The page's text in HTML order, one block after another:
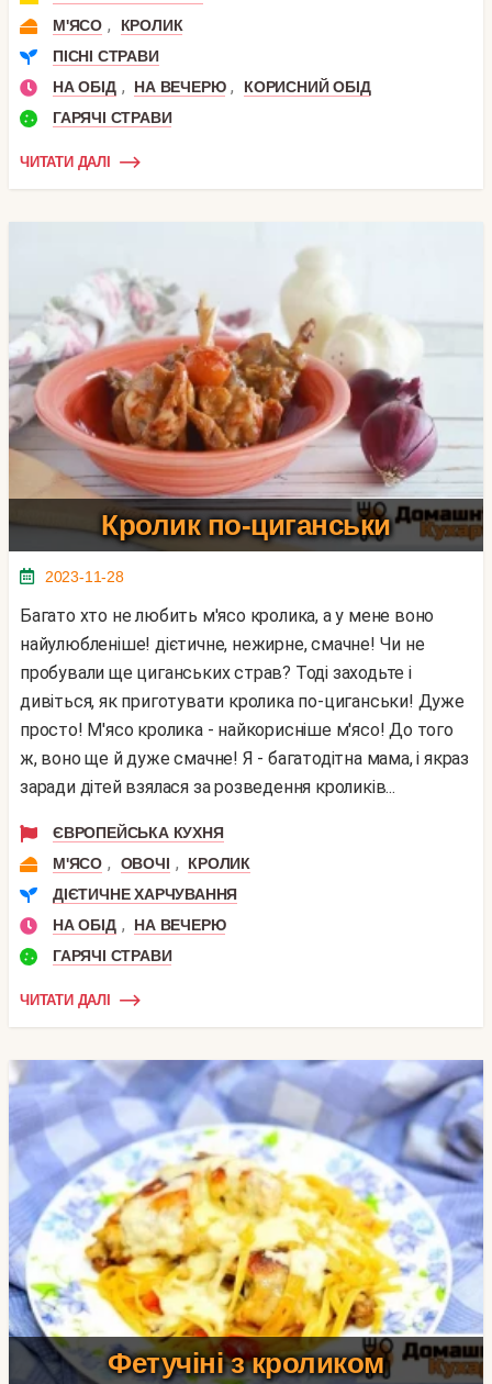
М'ЯСО ,
КРОЛИК
ПІСНІ СТРАВИ
НА ОБІД , НА ВЕЧЕРЮ ,
КОРИСНИЙ ОБІД
ГАРЯЧІ СТРАВИ
ЧИТАТИ ДАЛІ
Кролик по-циганськи
2023-11-28
Багато хто не любить м'ясо кролика, а у мене воно
найулюбленіше! дієтичне, нежирне, смачне! Чи не
пробували ще циганських страв? Тоді заходьте і
дивіться, як приготувати кролика по-циганськи! Дуже
просто! М'ясо кролика - найкорисніше м'ясо! До того
ж, воно ще й дуже смачне! Я - багатодітна мама, і якраз
заради дітей взялася за розведення кроликів...
ЄВРОПЕЙСЬКА КУХНЯ
М'ЯСО , ОВОЧІ ,
КРОЛИК
ДІЄТИЧНЕ ХАРЧУВАННЯ
НА ОБІД ,
НА ВЕЧЕРЮ
ГАРЯЧІ СТРАВИ
ЧИТАТИ ДАЛІ
Фетучіні з кроликом